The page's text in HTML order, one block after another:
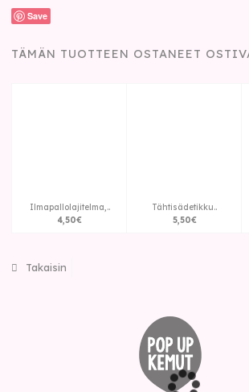
Save
TÄMÄN TUOTTEEN OSTANEET
Ilmapallolajitelma,..
4,50€
Tähtisädetikku..
5,50€
Takaisin